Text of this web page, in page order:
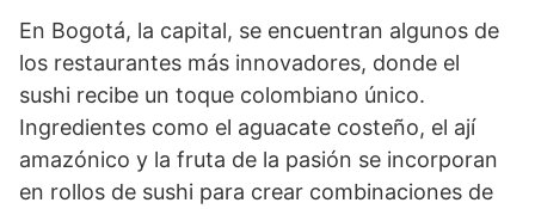
En Bogotá, la capital, se encuentran algunos de
los restaurantes más innovadores, donde el
sushi recibe un toque colombiano único.
Ingredientes como el aguacate costeño, el ají
amazónico y la fruta de la pasión se incorporan
en rollos de sushi para crear combinaciones de